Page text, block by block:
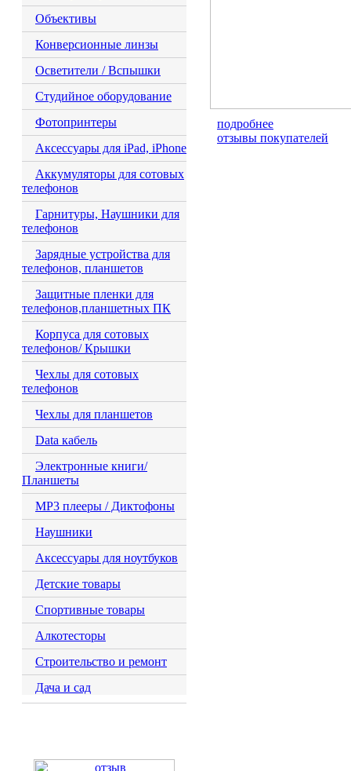
Объективы
Конверсионные линзы
Осветители / Вспышки
Студийное оборудование
Фотопринтеры
Аксессуары для iPad, iPhone
Аккумуляторы для сотовых
телефонов
Гарнитуры, Наушники для
телефонов
Зарядные устройства для
телефонов, планшетов
Защитные пленки для
телефонов,планшетных ПК
Корпуса для сотовых
телефонов/ Крышки
Чехлы для сотовых
телефонов
Чехлы для планшетов
Data кабель
Электронные книги/
Планшеты
MP3 плееры / Диктофоны
Наушники
Аксессуары для ноутбуков
Детские товары
Спортивные товары
Алкотесторы
Строительство и ремонт
Дача и сад
подробнее
отзывы покупателей